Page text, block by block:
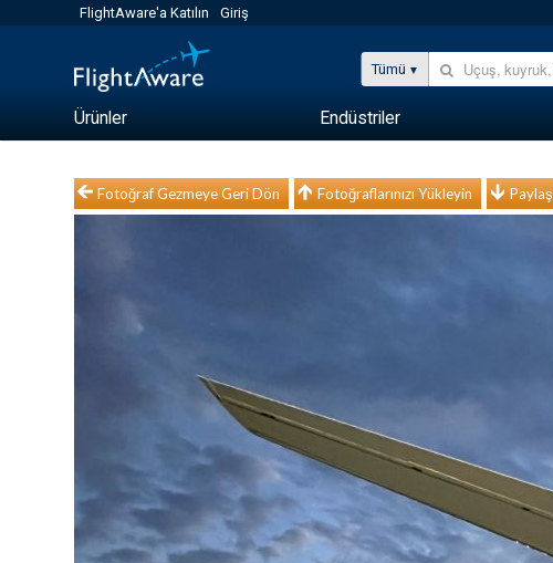
FlightAware'a Katılın Giriş
Tümü
Ürünler Endüstriler
Fotoğraf Gezmeye Geri Dön Fotoğraflarınızı Yükleyin Paylaş